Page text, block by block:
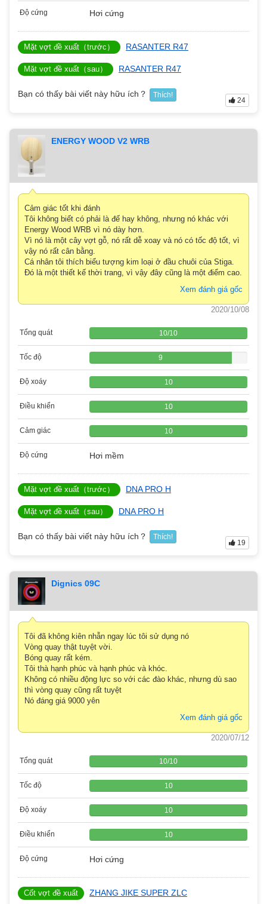
Độ cứng Hơi cứng
Mặt vợt đề xuất（trước） RASANTER R47
Mặt vợt đề xuất（sau） RASANTER R47
Bạn có thấy bài viết này hữu ích？ Thích!
24
ENERGY WOOD V2 WRB
Cảm giác tốt khi đánh
Tôi không biết có phải là đế hay không, nhưng nó khác với
Energy Wood WRB vì nó dày hơn.
Vì nó là một cây vợt gỗ, nó rất dễ xoay và nó có tốc độ tốt, vì
vậy nó rất cân bằng.
Cá nhân tôi thích biểu tượng kim loại ở đầu chuôi của Stiga.
Đó là một thiết kế thời trang, vì vậy đây cũng là một điểm cao.
Xem đánh giá gốc
2020/10/08
Tổng quát 10/10
Tốc độ 9
Độ xoáy 10
Điều khiển 10
Cảm giác 10
Độ cứng Hơi mềm
Mặt vợt đề xuất（trước） DNA PRO H
Mặt vợt đề xuất（sau） DNA PRO H
Bạn có thấy bài viết này hữu ích？ Thích!
19
Dignics 09C
Tôi đã không kiên nhẫn ngay lúc tôi sử dụng nó
Vòng quay thật tuyệt vời.
Bóng quay rất kém.
Tôi thà hạnh phúc và hạnh phúc và khóc.
Không có nhiều động lực so với các đào khác, nhưng dù sao
thì vòng quay cũng rất tuyệt
Nó đáng giá 9000 yên
Xem đánh giá gốc
2020/07/12
Tổng quát 10/10
Tốc độ 10
Độ xoáy 10
Điều khiển 10
Độ cứng Hơi cứng
Cốt vợt đề xuất ZHANG JIKE SUPER ZLC